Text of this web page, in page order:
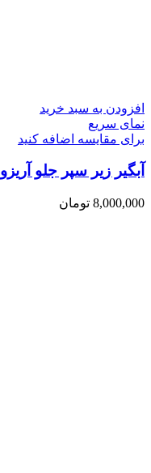
افزودن به سبد خرید
نمای سریع
برای مقایسه اضافه کنید
آبگیر زیر سپر جلو آریزو 6 GT
8,000,000 تومان